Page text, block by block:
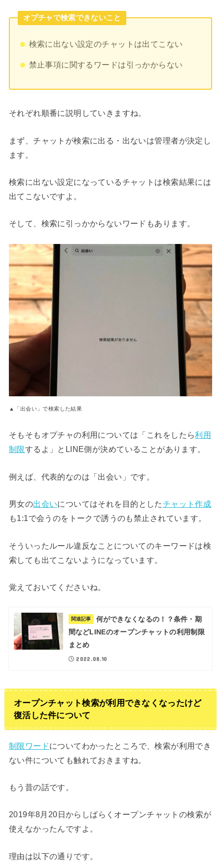
オプチャで検索できないこと
検索に出ない設定のチャットは出てこない
禁止事項に関するワードは引っかからない
それぞれ順番に説明していきますね。
まず、チャットが検索に出る・出ないは管理者が決定し
ます。
検索に出ない設定になっているチャットは検索結果には
出てこないですよ。
そして、検索に引っかからないワードもあります。
▲「出会い」で検索した結果
そもそもオプチャの利用については「これをしたら利用
制限するよ」とLINE側が決めていることがあります。
例えば、代表的なのは「出会い」です。
男女の出会いについてはそれを目的としたチャット作成
も1:1で会うのをトークで誘うのも禁止されています。
そういったルール違反なことについてのキーワードは検
索しても出てこないようになっています。
覚えておいてくださいね。
関連記事
何ができなくなるの！？条件・期
間などLINEのオープンチャットの利用制限
まとめ
2022.08.10
オープンチャット検索が利用できなくなったけど
復活した件について
制限ワードについてわかったところで、検索が利用でき
ない件についても触れておきますね。
もう昔の話です。
2019年8月20日からしばらくオープンチャットの検索が
使えなかったんですよ。
理由は以下の通りです。